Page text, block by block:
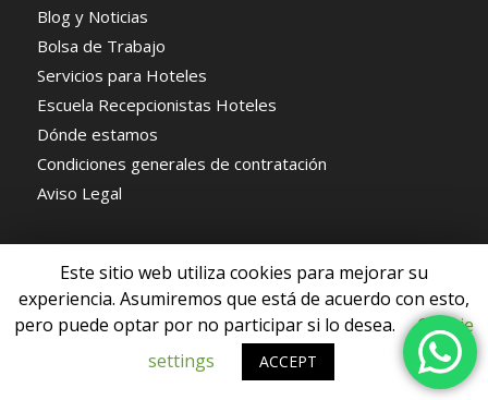
Blog y Noticias
Bolsa de Trabajo
Servicios para Hoteles
Escuela Recepcionistas Hoteles
Dónde estamos
Condiciones generales de contratación
Aviso Legal
© Copyright - Escuela de Recepcionistas de Hoteles -Enfold WordPress
Aviso Legal
Este sitio web utiliza cookies para mejorar su
experiencia. Asumiremos que está de acuerdo con esto,
pero puede optar por no participar si lo desea.
Cookie
settings
ACCEPT